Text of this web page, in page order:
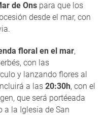
de Ons para que los
desde el mar, con
floral en el mar,
con las
y lanzando flores al
a las 20:30h, con el
que será portéeada
a la Iglesia de San